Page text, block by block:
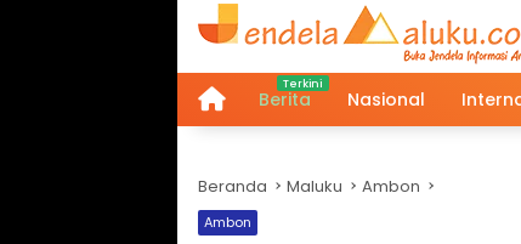
Home
Berita Nasional
Beranda Maluku Ambon
Ambon